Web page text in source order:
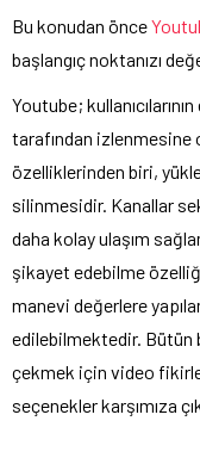
Bu konudan önce
başlangıç noktanızı
Youtube;
tarafından izlenmesine
özelliklerinden biri,
silinmesidir. Kanallar
daha kolay ulaşım
şikayet edebilme
manevi değerlere
edilebilmektedir. Bütün
çekmek için video
seçenekler karşımıza